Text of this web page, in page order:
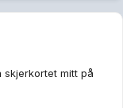
skjerkortet mitt på